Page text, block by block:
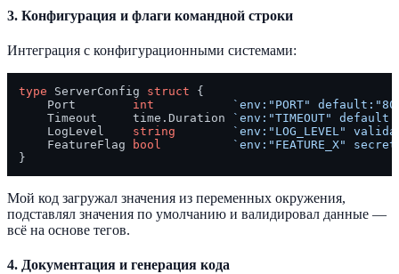
3. Конфигурация и флаги командной строки
Интеграция с конфигурационными системами:
type ServerConfig struct {
    Port
int
`env:"PORT"
    Timeout     time.Duration
`env:"TIMEOUT"
    LogLevel
string
`env:"LOG_LEVEL"
    FeatureFlag
bool
`env:"FEATURE_X"
Мой код загружал значения из переменных окружения,
подставлял значения по умолчанию и валидировал данные —
всё на основе тегов.
4. Документация и генерация кода